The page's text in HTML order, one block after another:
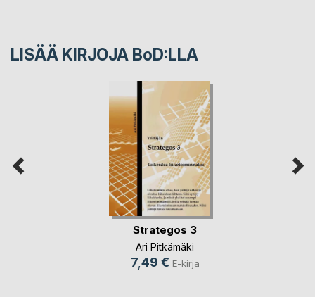
LISÄÄ KIRJOJA BoD:LLA
Strategos 3
Ari Pitkämäki
7,49 € E-kirja